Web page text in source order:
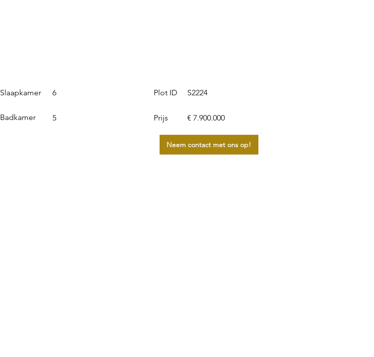
Slaapkamer
Badkamer
6
5
Plot ID
Prijs
S2224
€ 7.900.000
Neem contact met ons op!